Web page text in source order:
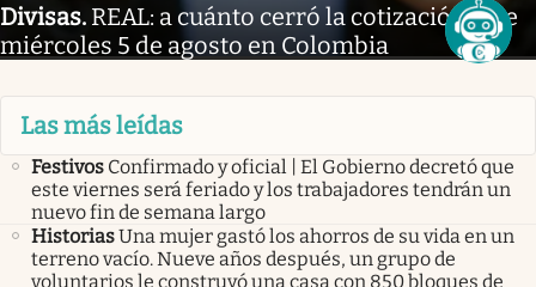
Divisas. REAL: a cuánto cerró la cotización este
miércoles 5 de agosto en Colombia
Las más leídas
Festivos Confirmado y oficial | El Gobierno decretó que
este viernes será feriado y los trabajadores tendrán un
nuevo fin de semana largo
HistoriasUna mujer gastó los ahorros de su vida en un
terreno vacío. Nueve años después, un grupo de
voluntarios le construyó una casa con 850 bloques de